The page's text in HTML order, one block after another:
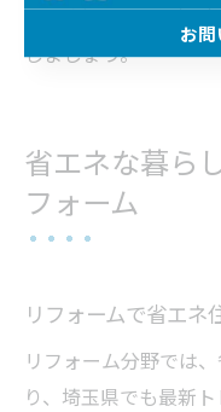
す。納得いくまで相
しましょう。
省エネな暮ら
フォーム
リフォームで省エネ
リフォーム分野では
り、埼玉県でも最新
お
お